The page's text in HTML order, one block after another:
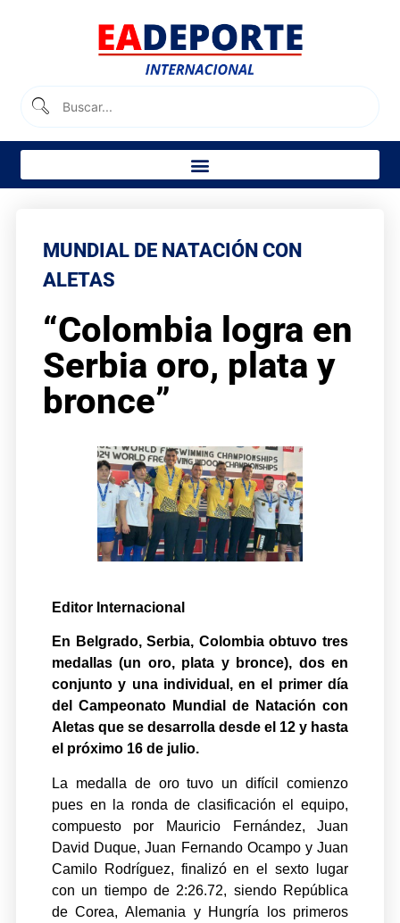
MUNDIAL DE NATACIÓN CON
ALETAS
“Colombia logra en
Serbia oro, plata y
bronce”
Editor Internacional
En Belgrado, Serbia, Colombia obtuvo tres
medallas (un oro, plata y bronce), dos en
conjunto y una individual, en el primer día
del Campeonato Mundial de Natación con
Aletas que se desarrolla desde el 12 y hasta
el próximo 16 de julio.
La medalla de oro tuvo un difícil comienzo
pues en la ronda de clasificación el equipo,
compuesto por Mauricio Fernández, Juan
David Duque, Juan Fernando Ocampo y Juan
Camilo Rodríguez, finalizó en el sexto lugar
con un tiempo de 2:26.72, siendo República
de Corea, Alemania y Hungría los primeros